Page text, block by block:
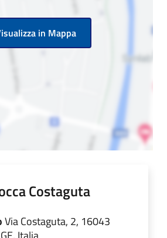
in Mappa
Costaguta
Via Costaguta, 2, 16043